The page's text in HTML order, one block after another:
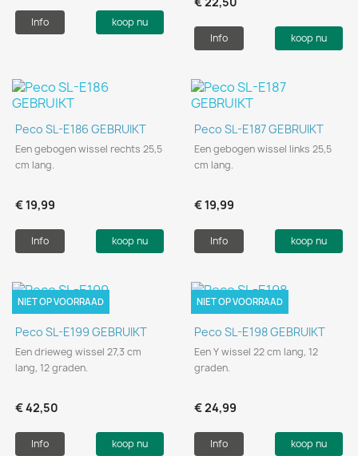
Info koop nu
Info koop nu
Peco SL-E186 GEBRUIKT
Een gebogen wissel rechts 25,5
cm lang.
€ 19,99
Info koop nu
Peco SL-E187 GEBRUIKT
Een gebogen wissel links 25,5
cm lang.
€ 19,99
Info koop nu
Peco SL-E199 GEBRUIKT
Een drieweg wissel 27,3 cm
lang, 12 graden.
€ 42,50
Info koop nu
NIET OP VOORRAAD
Peco SL-E198 GEBRUIKT
Een Y wissel 22 cm lang, 12
graden.
€ 24,99
Info koop nu
NIET OP VOORRAAD